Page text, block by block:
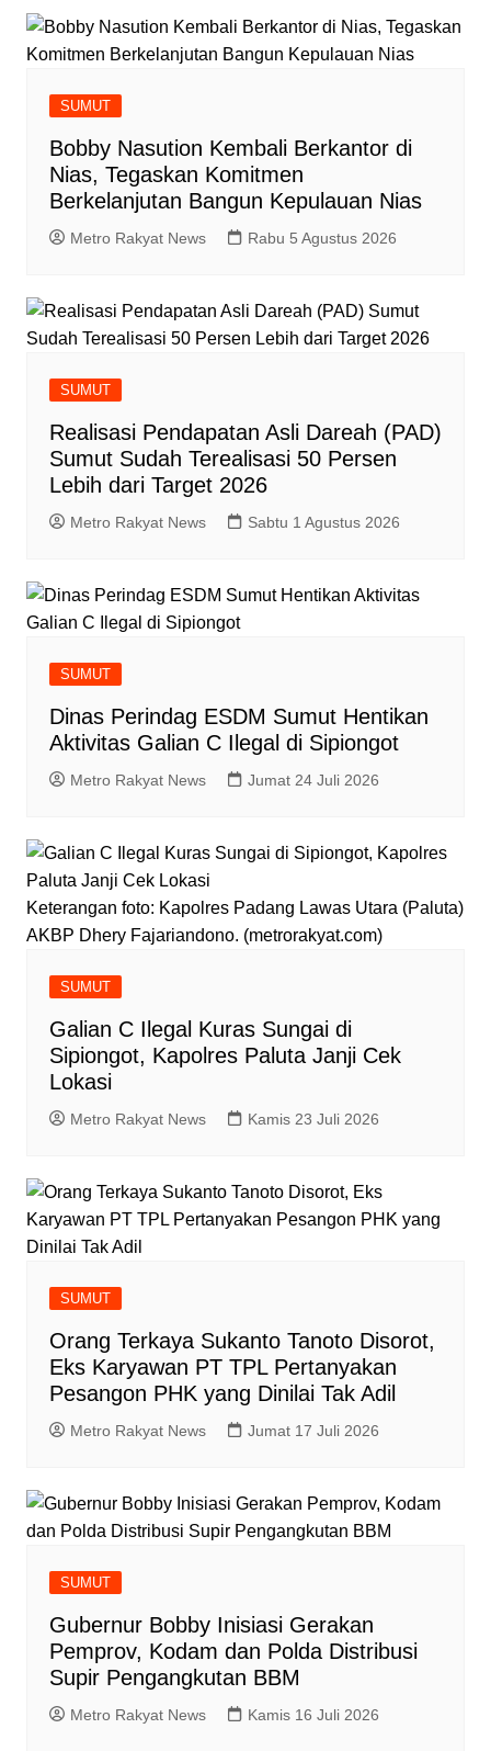
SUMUT
Bobby Nasution Kembali Berkantor di
Nias, Tegaskan Komitmen
Berkelanjutan Bangun Kepulauan Nias
Metro Rakyat News Rabu 5 Agustus 2026
SUMUT
‎Realisasi Pendapatan Asli Dareah (PAD)
Sumut Sudah Terealisasi 50 Persen
Lebih dari Target 2026
Metro Rakyat News Sabtu 1 Agustus 2026
SUMUT
Dinas Perindag ESDM Sumut Hentikan
Aktivitas Galian C Ilegal di Sipiongot
Metro Rakyat News Jumat 24 Juli 2026
Keterangan foto: Kapolres Padang Lawas Utara (Paluta)
AKBP Dhery Fajariandono. (metrorakyat.com)
SUMUT
Galian C Ilegal Kuras Sungai di
Sipiongot, Kapolres Paluta Janji Cek
Lokasi
Metro Rakyat News Kamis 23 Juli 2026
SUMUT
Orang Terkaya Sukanto Tanoto Disorot,
Eks Karyawan PT TPL Pertanyakan
Pesangon PHK yang Dinilai Tak Adil
Metro Rakyat News Jumat 17 Juli 2026
SUMUT
Gubernur Bobby Inisiasi Gerakan
Pemprov, Kodam dan Polda Distribusi
Supir Pengangkutan BBM
Metro Rakyat News Kamis 16 Juli 2026